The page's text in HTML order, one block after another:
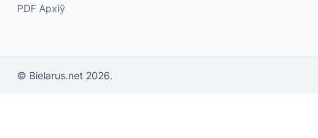
PDF Архіў
© Bielarus.net 2026.